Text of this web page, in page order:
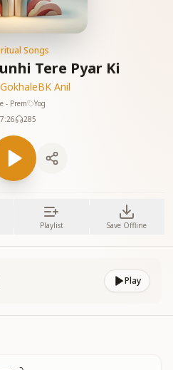
Songs
Tere Pyar Ki
BK Anil
- Prem
Yog
7:26
285
Playlist Save Offline
Play